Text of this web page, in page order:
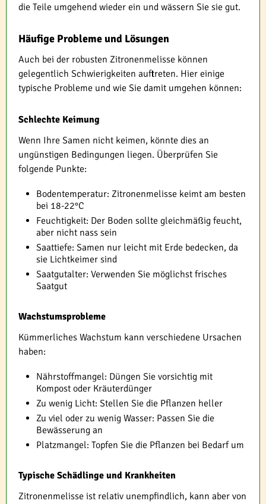
die Teile umgehend wieder ein und wässern Sie sie gut.
Häufige Probleme und Lösungen
Auch bei der robusten Zitronenmelisse können
gelegentlich Schwierigkeiten auftreten. Hier einige
typische Probleme und wie Sie damit umgehen können:
Schlechte Keimung
Wenn Ihre Samen nicht keimen, könnte dies an
ungünstigen Bedingungen liegen. Überprüfen Sie
folgende Punkte:
Bodentemperatur: Zitronenmelisse keimt am besten
bei 18-22°C
Feuchtigkeit: Der Boden sollte gleichmäßig feucht,
aber nicht nass sein
Saattiefe: Samen nur leicht mit Erde bedecken, da
sie Lichtkeimer sind
Saatgutalter: Verwenden Sie möglichst frisches
Saatgut
Wachstumsprobleme
Kümmerliches Wachstum kann verschiedene Ursachen
haben:
Nährstoffmangel: Düngen Sie vorsichtig mit
Kompost oder Kräuterdünger
Zu wenig Licht: Stellen Sie die Pflanzen heller
Zu viel oder zu wenig Wasser: Passen Sie die
Bewässerung an
Platzmangel: Topfen Sie die Pflanzen bei Bedarf um
Typische Schädlinge und Krankheiten
Zitronenmelisse ist relativ unempfindlich, kann aber von